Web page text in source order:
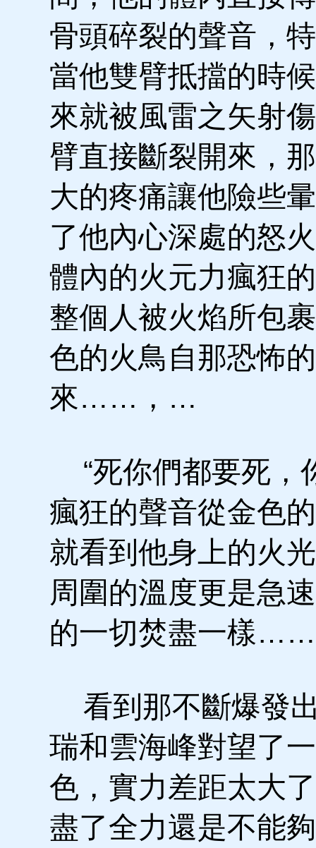
骨頭碎裂的聲音，
當他雙臂抵擋的時
來就被風雷之矢射
臂直接斷裂開來，
大的疼痛讓他險些
了他內心深處的怒
體內的火元力瘋狂
整個人被火焰所包
色的火鳥自那恐怖
來……，…
“死你們都要死，
瘋狂的聲音從金色
就看到他身上的火
周圍的溫度更是急
的一切焚盡一樣……
看到那不斷爆發
瑞和雲海峰對望了
色，實力差距太大
盡了全力還是不